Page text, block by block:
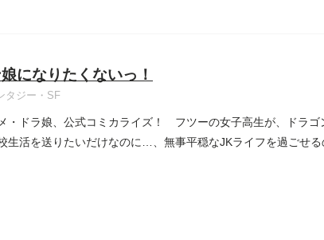
娘になりたくないっ！
タジー・SF
・ドラ娘、公式コミカライズ！ フツーの女子高生が、ドラ
生活を送りたいだけなのに…、無事平穏なJKライフを過ごせ